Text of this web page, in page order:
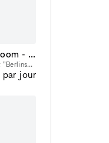
The Apartment 1026 - Showroom - Unik ”Berlinsk” lägenhet i Gamla Stan.
The Apartment 1026 Showroom - Unik ”Berlinsk” lägenhet i Gamla Stan. En egen trappuppgång med patina och stämning av Berlin leder direkt in i möblerat showroom. Interiör / konst ingår i hyran men
par jour